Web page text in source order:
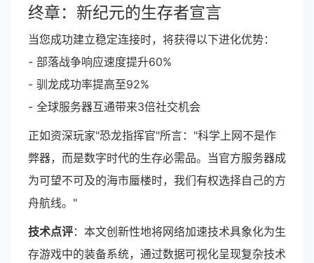
终章：新纪元的生存者宣言
当您成功建立稳定连接时，将获得以下进化优势：
- 部落战争响应速度提升60%
- 驯龙成功率提高至92%
- 全球服务器互通带来3倍社交机会
正如资深玩家"恐龙指挥官"所言："科学上网不是作
弊器，而是数字时代的生存必需品。当官方服务器成
为可望不可及的海市蜃楼时，我们有权选择自己的方
舟航线。"
技术点评：本文创新性地将网络加速技术具象化为生
存游戏中的装备系统，通过数据可视化呈现复杂技术